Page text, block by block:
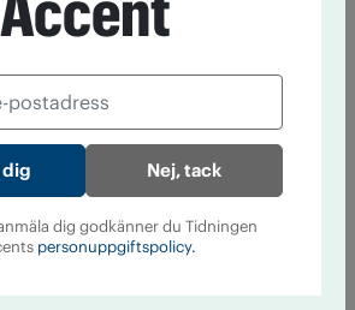
Nej, tack
dig godkänner du Tidningen
personuppgiftspolicy.